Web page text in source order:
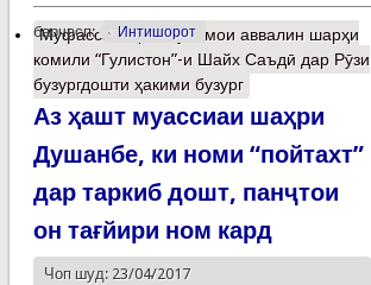
барчасп: Интишорот
Муфассалтаро Рӯнамои аввалин шарҳи
комили “Гулистон”-и Шайх Саъдӣ дар Рӯзи
бузургдошти ҳакими бузург
Аз ҳашт муассиаи шаҳри
Душанбе, ки номи “пойтахт”
дар таркиб дошт, панҷтои
он тағйири ном кард
Чоп шуд: 23/04/2017